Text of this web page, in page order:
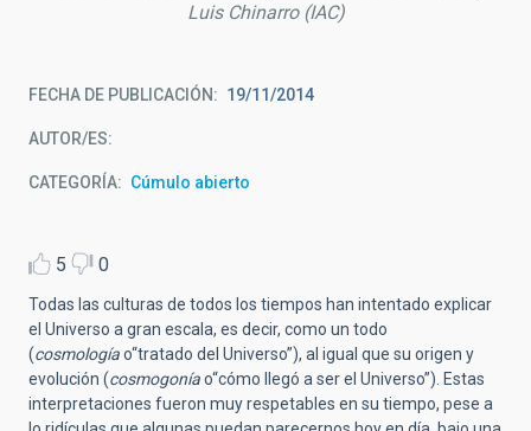
Luis Chinarro (IAC)
FECHA DE PUBLICACIÓN 19/11/2014
AUTOR/ES
CATEGORÍA Cúmulo abierto
5 0
Todas las culturas de todos los tiempos han intentado explicar
el Universo a gran escala, es decir, como un todo
(cosmologíao“tratado del Universo”), al igual que su origen y
evolución (cosmogoníao“cómo llegó a ser el Universo”). Estas
interpretaciones fueron muy respetables en su tiempo, pese a